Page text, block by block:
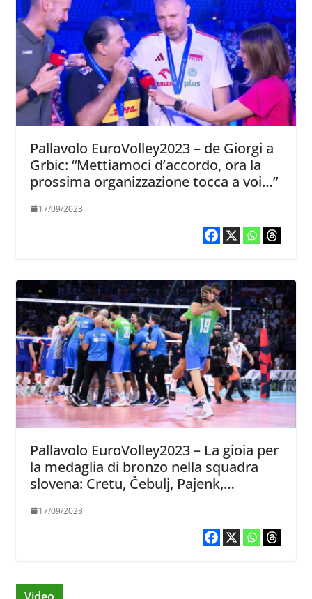
Pallavolo EuroVolley2023 – de Giorgi a
Grbic: “Mettiamoci d’accordo, ora la
prossima organizzazione tocca a voi…”
17/09/2023
Pallavolo EuroVolley2023 – La gioia per
la medaglia di bronzo nella squadra
slovena: Cretu, Čebulj, Pajenk,
17/09/2023
Video